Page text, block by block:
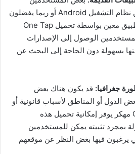
يستخدمون إصدار سابقا من نظام التشغيل Android أو ربما يفضلون
استخدام إصدار قديم من تطبيق معين بواسطة تحميل One Tap
الوصول إلى الإصدارات
بسهولة دون الحاجة إلى البحث عن
قد يكون هناك بعض
الدول أو المناطق لأسباب قانونية أو
أمنية تطبيق One Tap APK مهكر يوفر إمكانية تحميل هذه
بمجرد تثبيته يمكن للمستخدمين
يرغبون فيها بغض النظر عن موقعهم